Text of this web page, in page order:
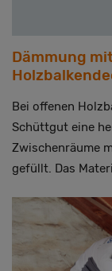
Dämmung
Bei offenen
Schüttgut eine
Zwischenräume
gefüllt. Das